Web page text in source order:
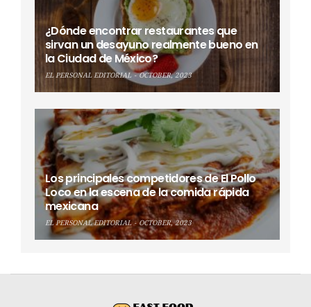
¿Dónde encontrar restaurantes que
sirvan un desayuno realmente bueno en
la Ciudad de México?
EL PERSONAL EDITORIAL OCTOBER, 2023
Los principales competidores de El Pollo
Loco en la escena de la comida rápida
mexicana
EL PERSONAL EDITORIAL OCTOBER, 2023